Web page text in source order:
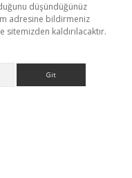
düşündüğünüz
adresine bildirmeniz
kaldırılacaktır.